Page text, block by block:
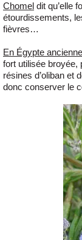
Chomel dit qu’elle
étourdissements,
fièvres…
En Égypte ancienne
fort utilisée broyée,
résines d’oliban et
donc conserver le